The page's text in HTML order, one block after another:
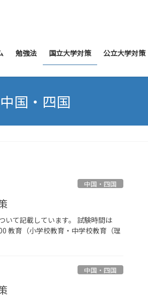
勉強法 国立大学対策 公立大学対策
中国・四国
中国・四国
いて記載しています。 試験時間は
教育（小学校教育・中学校教育（理
中国・四国